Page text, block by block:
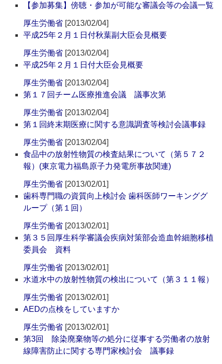
【参加募集】傍聴・参加が可能な審議会等の会議一覧
厚生労働省 [2013/02/04]
平成25年２月１日付秋葉副大臣会見概要
厚生労働省 [2013/02/04]
平成25年２月１日付大臣会見概要
厚生労働省 [2013/02/04]
第１７回チーム医療推進会議 議事次第
厚生労働省 [2013/02/04]
第１回終末期医療に関する意識調査等検討会議事録
厚生労働省 [2013/02/04]
食品中の放射性物質の検査結果について（第５７２
報）(東京電力福島原子力発電所事故関連)
厚生労働省 [2013/02/01]
歯科専門職の資質向上検討会 歯科医師ワーキンググ
ループ（第１回）
厚生労働省 [2013/02/01]
第３５回厚生科学審議会疾病対策部会造血幹細胞移植
委員会 資料
厚生労働省 [2013/02/01]
水道水中の放射性物質の検出について（第３１１報）
厚生労働省 [2013/02/01]
AEDの点検をしていますか
厚生労働省 [2013/02/01]
第3回 除染廃棄物等の処分に従事する労働者の放射
線障害防止に関する専門家検討会 議事録